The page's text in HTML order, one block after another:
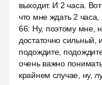
выходит. И 2 часа.
что мне ждать 2
66: Ну, поэтому мне,
достаточно сильный,
подождите,
очень важно
крайнем случае, ну,